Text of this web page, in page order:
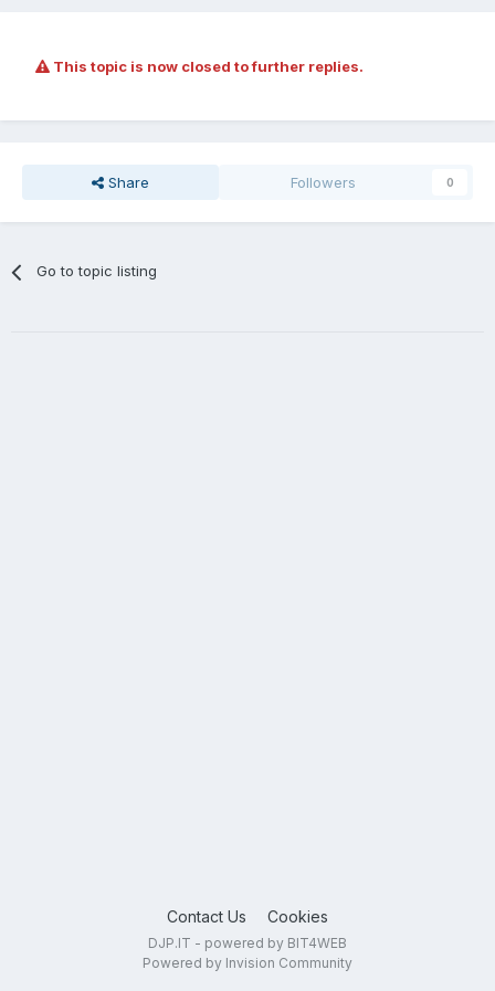
This topic is now closed to further replies.
Share Followers 0
Go to topic listing
Contact Us Cookies
DJP.IT - powered by BIT4WEB
Powered by Invision Community